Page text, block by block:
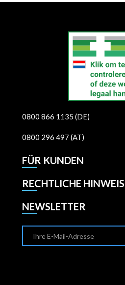
0800 866 1135 (DE)
0800 296 497 (AT)
FÜR KUNDEN
RECHTLICHE
NEWSLETTER